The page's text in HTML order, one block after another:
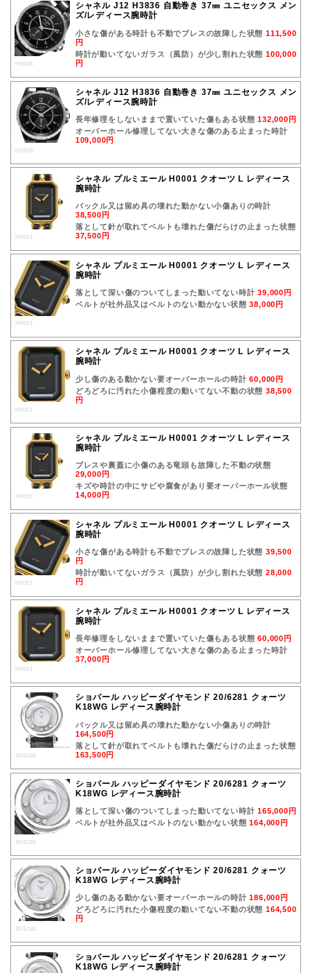
H3836
シャネル J12 H3836 自動巻き 37㎜ ユニセックス メン
ズ/レディース腕時計
小さな傷がある時計も不動でブレスの故障した状態111,500
円
時計が動いてないガラス（風防）が少し割れた状態100,000
円
H3836
シャネル J12 H3836 自動巻き 37㎜ ユニセックス メン
ズ/レディース腕時計
長年修理をしないままで置いていた傷もある状態132,000円
オーバーホール修理してない大きな傷のある止まった時計
109,000円
H0001
シャネル プルミエール H0001 クオーツ L レディース
腕時計
バックル又は留め具の壊れた動かない小傷ありの時計
38,500円
落として針が取れてベルトも壊れた傷だらけの止まった状態
37,500円
H0001
シャネル プルミエール H0001 クオーツ L レディース
腕時計
落として深い傷のついてしまった動いてない時計39,000円
ベルトが社外品又はベルトのない動かない状態38,000円
H0001
シャネル プルミエール H0001 クオーツ L レディース
腕時計
少し傷のある動かない要オーバーホールの時計60,000円
どろどろに汚れた小傷程度の動いてない不動の状態38,500
円
H0001
シャネル プルミエール H0001 クオーツ L レディース
腕時計
ブレスや裏蓋に小傷のある竜頭も故障した不動の状態
29,000円
キズや時計の中にサビや腐食があり要オーバーホール状態
14,000円
H0001
シャネル プルミエール H0001 クオーツ L レディース
腕時計
小さな傷がある時計も不動でブレスの故障した状態39,500
円
時計が動いてないガラス（風防）が少し割れた状態28,000
円
H0001
シャネル プルミエール H0001 クオーツ L レディース
腕時計
長年修理をしないままで置いていた傷もある状態60,000円
オーバーホール修理してない大きな傷のある止まった時計
37,000円
20/6281
ショパール ハッピーダイヤモンド 20/6281 クォーツ
K18WG レディース腕時計
バックル又は留め具の壊れた動かない小傷ありの時計
164,500円
落として針が取れてベルトも壊れた傷だらけの止まった状態
163,500円
20/6281
ショパール ハッピーダイヤモンド 20/6281 クォーツ
K18WG レディース腕時計
落として深い傷のついてしまった動いてない時計165,000円
ベルトが社外品又はベルトのない動かない状態164,000円
20/6281
ショパール ハッピーダイヤモンド 20/6281 クォーツ
K18WG レディース腕時計
少し傷のある動かない要オーバーホールの時計186,000円
どろどろに汚れた小傷程度の動いてない不動の状態164,500
円
ショパール ハッピーダイヤモンド 20/6281 クォーツ
K18WG レディース腕時計